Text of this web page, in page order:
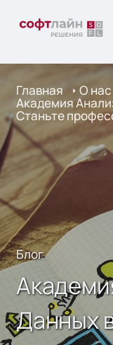
Главная О нас
Академия
Станьте
Блог
Данных